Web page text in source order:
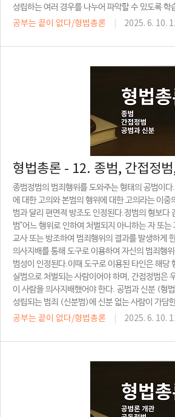
성립하는 여러 경우를 나누어 파악할 수 있도록 학
공부는 끝이 없다/형법총론
2025. 6. 10.
형법총론 - 12. 종범, 간접정
종범정범의 범죄행위를 도와주는 형태의 공범이다
에 대한 고의와 본범의 행위에 대한 고의라는 이중
범과 달리 편면적 방조도 인정된다.정범의 형보다
범"어느 행위로 인하여 처벌되지 아니하는 자 또
교사 또는 방조하여 범죄행위의 결과를 발생하게
의사지배를 통해 도구로 이용하여 자신의 범죄행
범성이 인정된다.이때 도구로 이용된 타인은 해당
실범으로 처벌되는 사람이어야 하며, 간접정범은
이 사람을 의사지배했어야 한다. 공범과 신분 (형
성립되는 범죄 (신분범)에 신분 없는 사람이 가담
공부는 끝이 없다/형법총론
2025. 6. 10.